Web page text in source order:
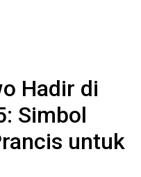
Hadir di
Simbol
untuk